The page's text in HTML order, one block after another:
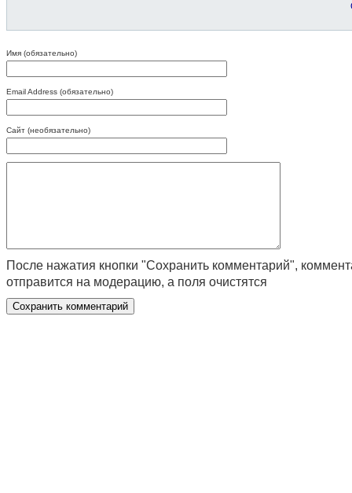
Имя (обязательно)
Email Address (обязательно)
Сайт (необязательно)
После нажатия кнопки "Сохранить комментарий",
отправится на модерацию, а поля очистятся